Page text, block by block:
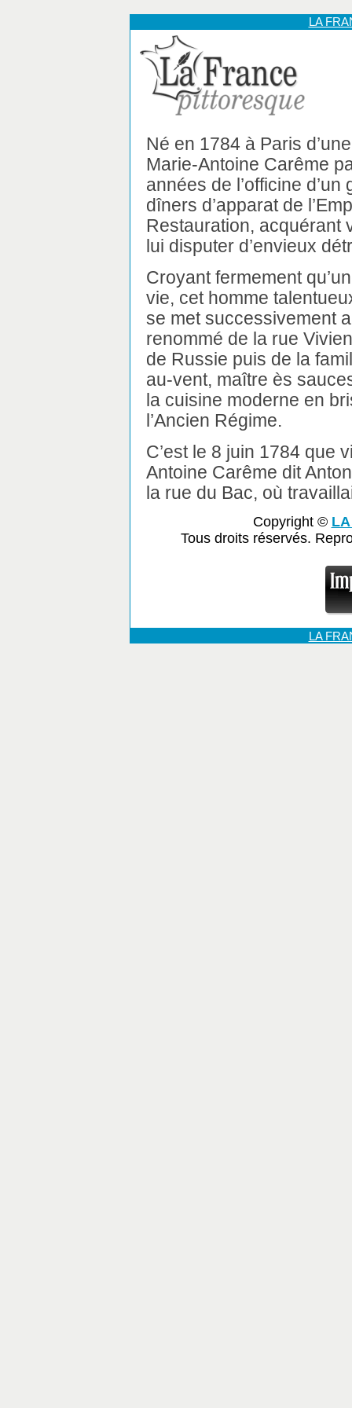
LA
Né en 1784 à Paris
Marie-Antoine Carême
années de l’officine d’un
dîners d’apparat de
Restauration, acquérant
lui disputer d’envieux
Croyant fermement
vie, cet homme
se met successivement
renommé de la rue
de Russie puis de la
au-vent, maître ès
la cuisine moderne en
l’Ancien Régime.
C’est le 8 juin 1784 que
Antoine Carême dit
la rue du Bac, où
Copyright ©
Tous droits réservés.
LA